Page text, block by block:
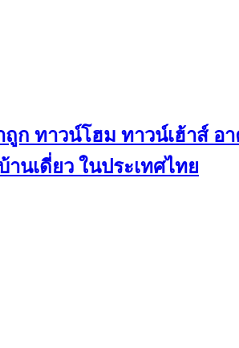
ก ทาวน์โฮม ทาวน์เฮ้าส์
นเดี่ยว ในประเทศไทย